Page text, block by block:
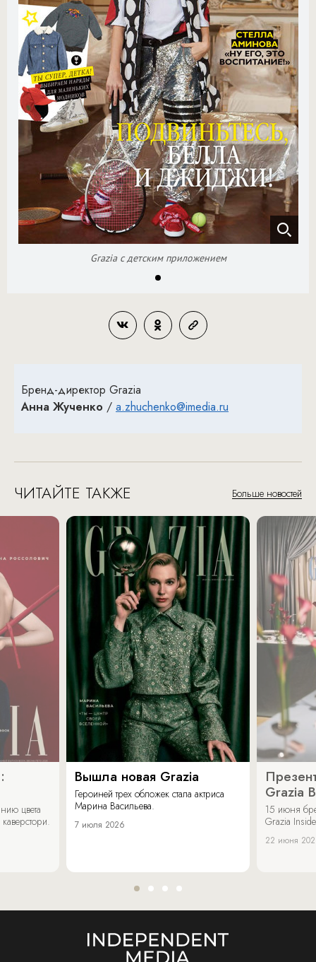
Grazia с детским приложением
Бренд-директор Grazia
Анна Жученко / a.zhuchenko@imedia.ru
ЧИТАЙТЕ ТАКЖЕ Больше новостей
цвета
Вышла новая Grazia
Героиней трех обложек стала актриса
Марина Васильева.
7 июля 2026
Grazia
15 июня
Grazia
22 июня